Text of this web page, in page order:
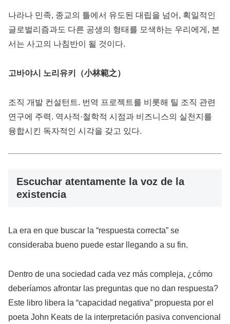
나라나 민족, 종교의 틀에서 유도된 대립을 넘어, 획일적인
글로벌리즘과도 다른 공생의 형태를 모색하는 우리에게, 본
서는 사고의 나침반이 될 것이다.
고바야시 노리유키（小林範之）
조직 개발 컨설턴트. 번역 프로젝트를 비롯해 틸 조직 관련
연구에 주력. 역사적·철학적 시점과 비즈니스의 실천지를
융합시킨 독자적인 시각을 갖고 있다.
Escuchar atentamente la voz de la
existencia
La era en que buscar la “respuesta correcta” se
consideraba bueno puede estar llegando a su fin.
Dentro de una sociedad cada vez más compleja, ¿cómo
deberíamos afrontar las preguntas que no dan respuesta?
Este libro libera la “capacidad negativa” propuesta por el
poeta John Keats de la interpretación pasiva convencional